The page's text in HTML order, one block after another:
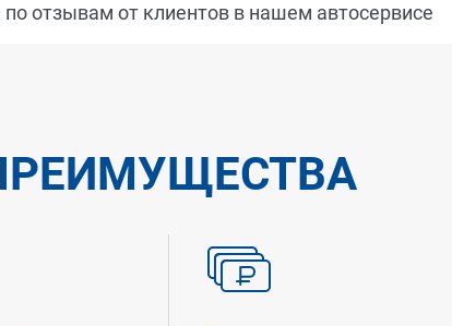
по отзывам от клиентов в нашем автосервисе